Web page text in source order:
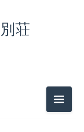
別荘
メニュ